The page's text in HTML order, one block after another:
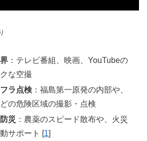
：テレビ番組、映画、YouTubeの
な空撮
ラ点検 ：福島第一原発の内部や、
の危険区域の撮影・点検
災 ：農薬のスピード散布や、火災
サポート [1]